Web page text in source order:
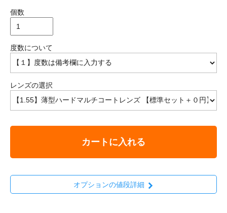
個数
度数について
レンズの選択
カートに入れる
オプションの値段詳細